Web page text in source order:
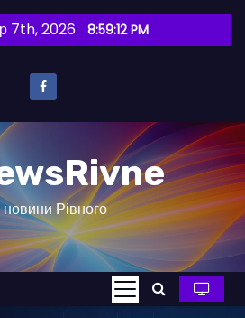
7th, 2026 8:59:13 PM
новини Рівного